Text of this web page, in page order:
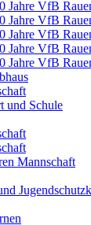
Jahre VfB
Jahre VfB
Jahre VfB
Jahre VfB
Jahre VfB
und Schule
Mannschaft